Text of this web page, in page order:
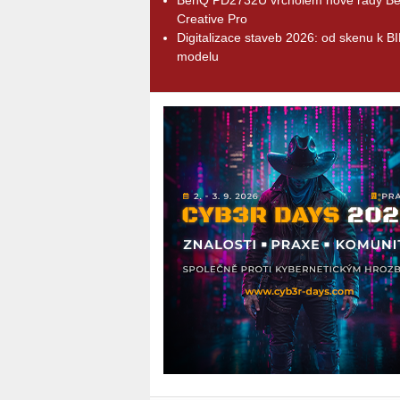
Creative Pro
Digitalizace staveb 2026: od skenu k
modelu